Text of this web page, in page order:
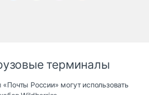
терминалы
России» могут использовать